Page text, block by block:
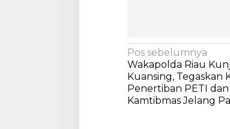
N
a
v
i
Pos sebelumnya
Wakapolda Riau
Kuansing, Tegaskan
Penertiban PETI dan
Kamtibmas Jelang